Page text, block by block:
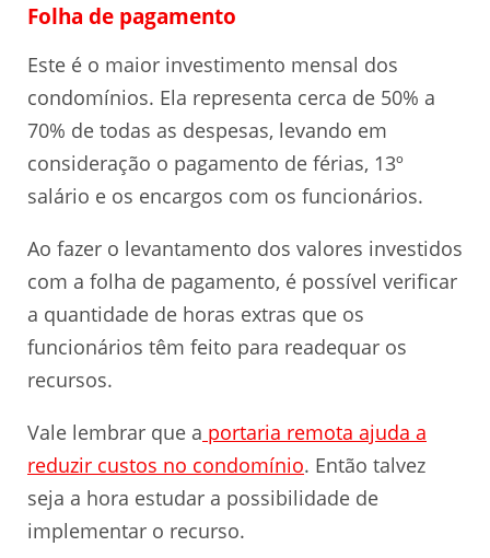
Folha de pagamento
Este é o maior investimento mensal dos
condomínios. Ela representa cerca de 50% a
70% de todas as despesas, levando em
consideração o pagamento de férias, 13º
salário e os encargos com os funcionários.
Ao fazer o levantamento dos valores investidos
com a folha de pagamento, é possível verificar
a quantidade de horas extras que os
funcionários têm feito para readequar os
recursos.
Vale lembrar que a portaria remota ajuda a
reduzir custos no condomínio. Então talvez
seja a hora estudar a possibilidade de
implementar o recurso.